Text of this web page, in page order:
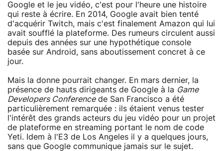
Google et le jeu vidéo, c'est pour l'heure une histoire
qui reste à écrire. En 2014, Google avait bien tenté
d'acquérir Twitch, mais c'est finalement Amazon qui lui
avait soufflé la plateforme. Des rumeurs circulent aussi
depuis des années sur une hypothétique console
basée sur Android, sans aboutissement concret à ce
jour.
Mais la donne pourrait changer. En mars dernier, la
présence de hauts dirigeants de Google à la Game
Developers Conferencede San Francisco a été
particulièrement remarquée : ils étaient venus tester
l'intérêt des grands acteurs du jeu vidéo pour un projet
de plateforme en streaming portant le nom de code
Yeti. Idem à l'E3 de Los Angeles il y a quelques jours,
sans que Google communique jamais sur le sujet.